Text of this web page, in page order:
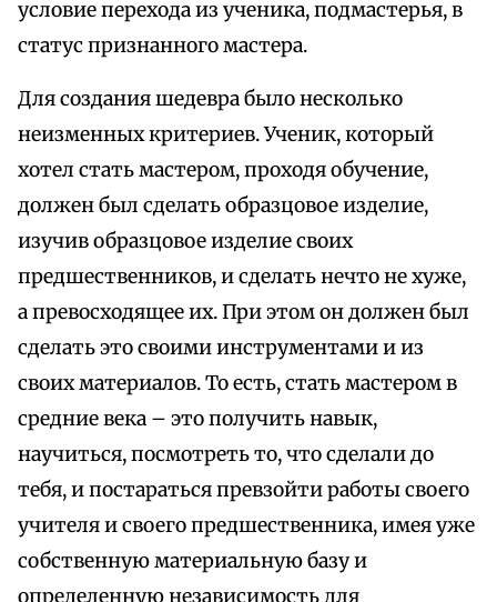
условие перехода из ученика, подмастерья, в
статус признанного мастера.
Для создания шедевра было несколько
неизменных критериев. Ученик, который
хотел стать мастером, проходя обучение,
должен был сделать образцовое изделие,
изучив образцовое изделие своих
предшественников, и сделать нечто не хуже,
а превосходящее их. При этом он должен был
сделать это своими инструментами и из
своих материалов. То есть, стать мастером в
средние века – это получить навык,
научиться, посмотреть то, что сделали до
тебя, и постараться превзойти работы своего
учителя и своего предшественника, имея уже
собственную материальную базу и
определенную независимость для